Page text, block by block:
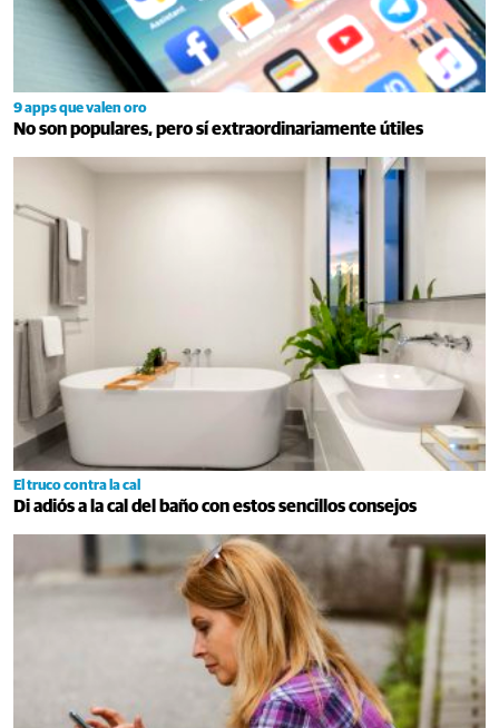
9 apps que valen oro
No son populares, pero sí extraordinariamente útiles
El truco contra la cal
Di adiós a la cal del baño con estos sencillos consejos